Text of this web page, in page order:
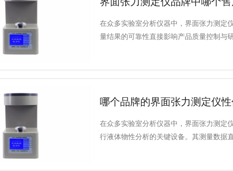
在众多实验室分析仪器中，界面张力测定
量结果的可靠性直接影响产品质量控制与
定、测量可信的仪器是基础，而品牌能
哪个品牌的界面张力测定仪
在众多实验室分析仪器中，界面张力测定
行液体物性分析的关键设备。其测量数据
上不同品牌的产品，用户在选择时往往
以及长期使用的稳定性。A1200界面张